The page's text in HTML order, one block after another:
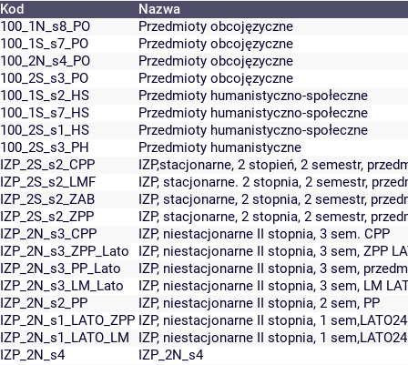
Kod
Nazwa
100_1N_s8_PO
Przedmioty obcojęzyczne
100_1S_s7_PO
Przedmioty obcojęzyczne
100_2N_s4_PO
Przedmioty obcojęzyczne
100_2S_s3_PO
Przedmioty obcojęzyczne
100_1S_s2_HS
Przedmioty humanistyczno-społeczne
100_1S_s7_HS
Przedmioty humanistyczno-społeczne
100_2S_s1_HS
Przedmioty humanistyczno-społeczne
100_2S_s3_PH
Przedmioty humanistyczne
IZP_2S_s2_CPP
IZP,stacjonarne, 2 stopień, 2 semestr,
IZP_2S_s2_LMF
IZP, stacjonarne. 2 stopnia, 2 semestr,
IZP_2S_s2_ZAB
IZP, stacjonarne, 2 stopnia, 2 semestr,
IZP_2S_s2_ZPP
IZP, stacjonarne, 2 stopnia, 2 semestr,
IZP_2N_s3_CPP
IZP, niestacjonarne II stopnia, 3 sem. CPP
IZP_2N_s3_ZPP_Lato
IZP, niestacjonarne II stopnia, 3 sem, ZPP
IZP_2N_s3_PP_Lato
IZP, niestacjonarne II stopnia, 3 sem,
IZP_2N_s3_LM_Lato
IZP, niestacjonarne II stopnia, 3 sem, LM
IZP_2N_s2_PP
IZP, niestacjonarne II stopnia, 2 sem, PP
IZP_2N_s1_LATO_ZPP IZP, niestacjonarne II stopnia, 1
IZP_2N_s1_LATO_LM
IZP, niestacjonarne II stopnia, 1
IZP_2N_s4
IZP_2N_s4